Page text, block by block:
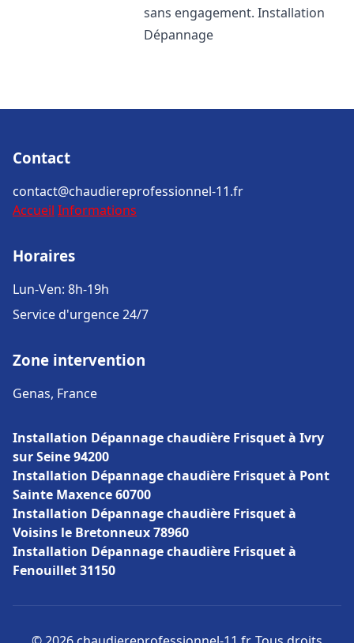
sans engagement. Installation
Dépannage
Contact
contact@chaudiereprofessionnel-11.fr
Accueil Informations
Horaires
Lun-Ven: 8h-19h
Service d'urgence 24/7
Zone intervention
Genas, France
Installation Dépannage chaudière Frisquet à Ivry
sur Seine 94200
Installation Dépannage chaudière Frisquet à Pont
Sainte Maxence 60700
Installation Dépannage chaudière Frisquet à
Voisins le Bretonneux 78960
Installation Dépannage chaudière Frisquet à
Fenouillet 31150